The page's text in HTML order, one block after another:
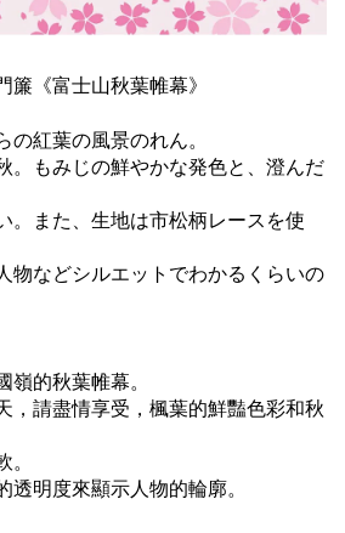
簾《富士山秋葉帷幕》
の紅葉の風景のれん。
。もみじの鮮やかな発色と、澄んだ
。また、生地は市松柄レースを使
物などシルエットでわかるくらいの
嶺的秋葉帷幕。
，請盡情享受，楓葉的鮮豔色彩和秋
。
透明度來顯示人物的輪廓。